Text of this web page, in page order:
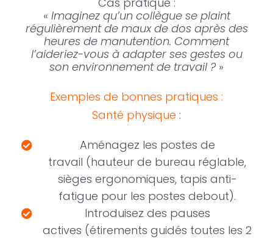
« Imaginez qu’un collègue se plaint
régulièrement de maux de dos après des
heures de manutention. Comment
l’aideriez-vous à adapter ses gestes ou
son environnement de travail ?»
Exemples de bonnes pratiques :
Santé physique :
Aménagez les postes de
travail (hauteur de bureau réglable,
sièges ergonomiques, tapis anti-
fatigue pour les postes debout).
Introduisez des pauses
actives (étirements guidés toutes les 2